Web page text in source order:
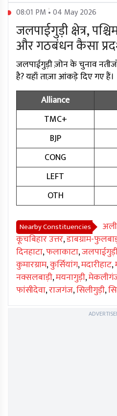
08:01 PM • 04 May 2026
जलपाईगुड़ी क्षेत्र,
और गठबंधन कैसा
जलपाईगुड़ी ज़ोन के चुनाव नतीजों
है? यहाँ ताज़ा आंकड़े दिए गए हैं।
Alliance
TMC+
BJP
CONG
LEFT
OTH
Nearby Constituencies
कूचबिहार उत्तर,डाबग्राम-
दिनहाटा,फलाकाटा,
कुमारग्राम,कुर्सियांग,मदारीहाट,
नक्सलबाड़ी,मयनागुड़ी,
फांसीदेवा,राजगंज,सिलीगुड़ी,